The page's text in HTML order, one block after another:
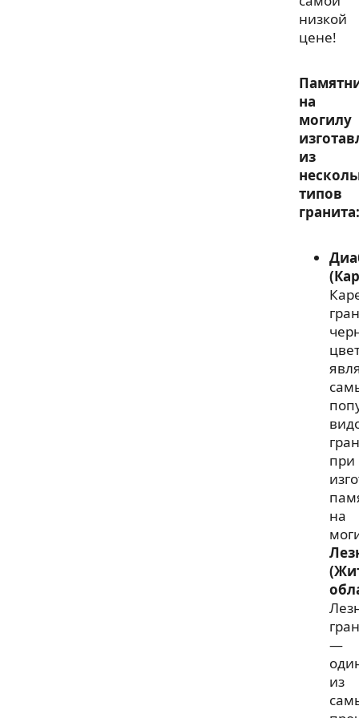
низкой
цене!
на
могилу
из
типов
гранита:
при
на
—
из